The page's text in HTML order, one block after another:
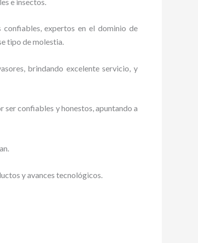
expertos en el dominio de
tipo de molestia.
brindando excelente servicio, y
confiables y honestos, apuntando a
y avances tecnológicos.